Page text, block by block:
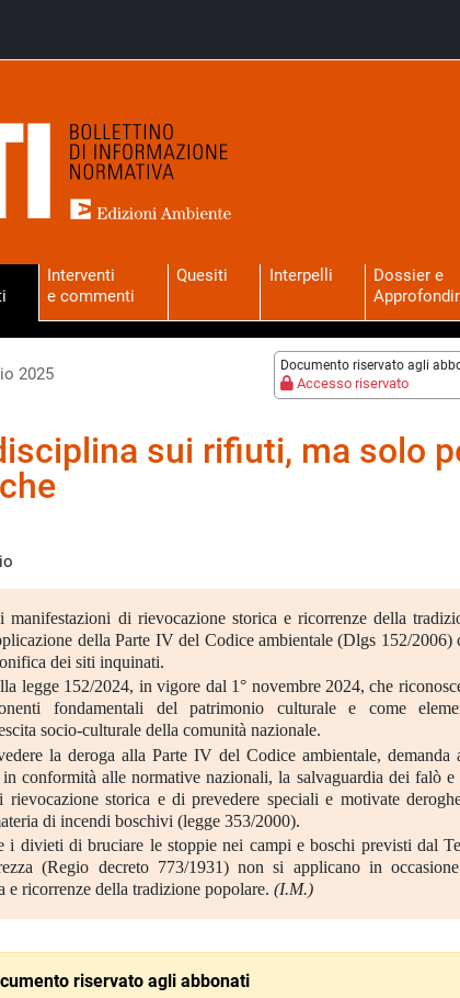
Interventi
e commenti
Quesiti Interpelli
Dossier e
Documento riservato agli
Accesso riservato
2025
sui rifiuti, ma solo
manifestazioni di rievocazione storica e ricorrenze della
della Parte IV del Codice ambientale (Dlgs 152/2006)
dei siti inquinati.
legge 152/2024, in vigore dal 1° novembre 2024, che
fondamentali del patrimonio culturale e come
socio-culturale della comunità nazionale.
la deroga alla Parte IV del Codice ambientale, demanda
conformità alle normative nazionali, la salvaguardia dei falò e
storica e di prevedere speciali e motivate
di incendi boschivi (legge 353/2000).
i divieti di bruciare le stoppie nei campi e boschi previsti dal
(Regio decreto 773/1931) non si applicano in
ricorrenze della tradizione popolare. (I.M.)
riservato agli abbonati